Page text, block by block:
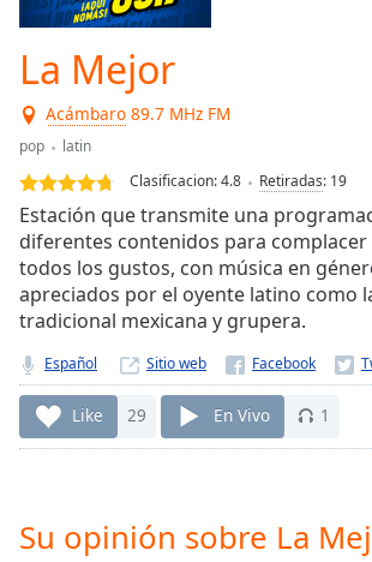
Mute
Current
Time0:00
Duration-:-
Loaded:
0.00%
Stream
TypeLIVE
Seek to
currently
behind
Remaining
Time-
La Mejor
Acámbaro 89.7 MHz FM
pop
latin
Clasificacion:4.8 Retiradas: 19
Estación que transmite una
diferentes contenidos para
todos los gustos, con música en
apreciados por el oyente latino como
tradicional mexicana y grupera.
Español Sitio web
Like 29 En Vivo 1
Su opinión sobre La